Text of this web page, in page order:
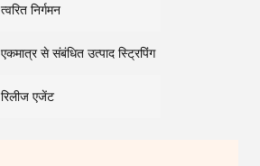
त्वरित निर्गमन
एकमात्र से संबंधित उत्पाद स्ट्रिपिंग
रिलीज एजेंट